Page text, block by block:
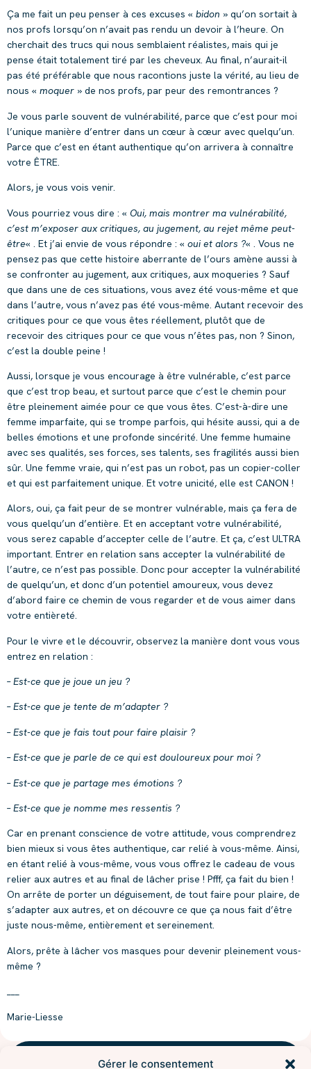
Gérer le consentement
Ça me fait un peu penser à ces excuses « bidon » qu’on sortait à
nos profs lorsqu’on n’avait pas rendu un devoir à l’heure. On
cherchait des trucs qui nous semblaient réalistes, mais qui je
pense était totalement tiré par les cheveux. Au final, n’aurait-il
pas été préférable que nous racontions juste la vérité, au lieu de
nous « moquer » de nos profs, par peur des remontrances ?
Je vous parle souvent de vulnérabilité, parce que c’est pour moi
l’unique manière d’entrer dans un cœur à cœur avec quelqu’un.
Parce que c’est en étant authentique qu’on arrivera à connaître
votre ÊTRE.
Alors, je vous vois venir.
Vous pourriez vous dire : « Oui, mais montrer ma vulnérabilité,
c’est m’exposer aux critiques, au jugement, au rejet même peut-
être« . Et j’ai envie de vous répondre : « oui et alors ?« . Vous ne
pensez pas que cette histoire aberrante de l’ours amène aussi à
se confronter au jugement, aux critiques, aux moqueries ? Sauf
que dans une de ces situations, vous avez été vous-même et que
dans l’autre, vous n’avez pas été vous-même. Autant recevoir des
critiques pour ce que vous êtes réellement, plutôt que de
recevoir des citriques pour ce que vous n’êtes pas, non ? Sinon,
c’est la double peine !
Aussi, lorsque je vous encourage à être vulnérable, c’est parce
que c’est trop beau, et surtout parce que c’est le chemin pour
être pleinement aimée pour ce que vous êtes. C’est-à-dire une
femme imparfaite, qui se trompe parfois, qui hésite aussi, qui a de
belles émotions et une profonde sincérité. Une femme humaine
avec ses qualités, ses forces, ses talents, ses fragilités aussi bien
sûr. Une femme vraie, qui n’est pas un robot, pas un copier-coller
et qui est parfaitement unique. Et votre unicité, elle est CANON !
Alors, oui, ça fait peur de se montrer vulnérable, mais ça fera de
vous quelqu’un d’entière. Et en acceptant votre vulnérabilité,
vous serez capable d’accepter celle de l’autre. Et ça, c’est ULTRA
important. Entrer en relation sans accepter la vulnérabilité de
l’autre, ce n’est pas possible. Donc pour accepter la vulnérabilité
de quelqu’un, et donc d’un potentiel amoureux, vous devez
d’abord faire ce chemin de vous regarder et de vous aimer dans
votre entièreté.
Pour le vivre et le découvrir, observez la manière dont vous vous
entrez en relation :
– Est-ce que je joue un jeu ?
– Est-ce que je tente de m’adapter ?
– Est-ce que je fais tout pour faire plaisir ?
– Est-ce que je parle de ce qui est douloureux pour moi ?
– Est-ce que je partage mes émotions ?
– Est-ce que je nomme mes ressentis ?
Car en prenant conscience de votre attitude, vous comprendrez
bien mieux si vous êtes authentique, car relié à vous-même. Ainsi,
en étant relié à vous-même, vous vous offrez le cadeau de vous
relier aux autres et au final de lâcher prise ! Pfff, ça fait du bien !
On arrête de porter un déguisement, de tout faire pour plaire, de
s’adapter aux autres, et on découvre ce que ça nous fait d’être
juste nous-même, entièrement et sereinement.
Alors, prête à lâcher vos masques pour devenir pleinement vous-
même ?
Marie-Liesse